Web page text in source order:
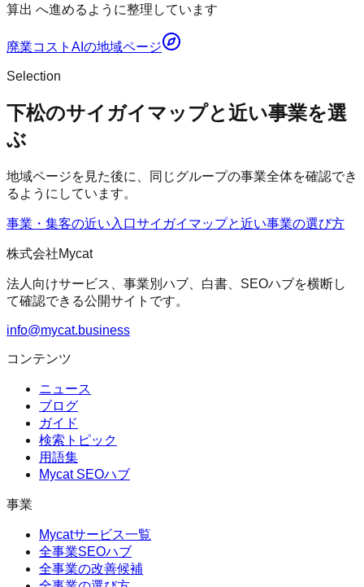
算出 へ進めるように整理しています
廃業コストAI の地域ページ
Selection
下松のサイガイマップと近い事業を選
ぶ
地域ページを見た後に、同じグループの事業全体を確認でき
るようにしています。
事業・集客の近い入口サイガイマップと近い事業の選び方
株式会社Mycat
法人向けサービス、事業別ハブ、白書、SEOハブを横断し
て確認できる公開サイトです。
info@mycat.business
コンテンツ
ニュース
ブログ
ガイド
検索トピック
用語集
Mycat SEOハブ
事業
Mycatサービス一覧
全事業SEOハブ
全事業の改善候補